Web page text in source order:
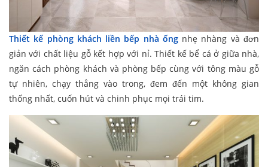
Thiết kế phòng khách liền bếp nhà ốngnhẹ nhàng và đơn
giản với chất liệu gỗ kết hợp với nỉ. Thiết kế bể cá ở giữa nhà,
ngăn cách phòng khách và phòng bếp cùng với tông màu gỗ
tự nhiên, chạy thẳng vào trong, đem đến một không gian
thống nhất, cuốn hút và chinh phục mọi trái tim.